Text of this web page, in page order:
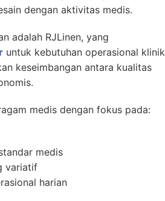
dengan aktivitas medis.
adalah RJLinen, yang
untuk kebutuhan operasional klinik
keseimbangan antara kualitas
medis dengan fokus pada:
medis
variatif
harian